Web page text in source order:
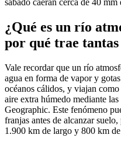
sábado caerán cerca de 40
¿Qué es un río
por qué trae
Vale recordar que un río
agua en forma de vapor y
océanos cálidos, y viajan
aire extra húmedo mediante
Geographic. Este fenómeno
franjas antes de alcanzar
1.900 km de largo y 800 km